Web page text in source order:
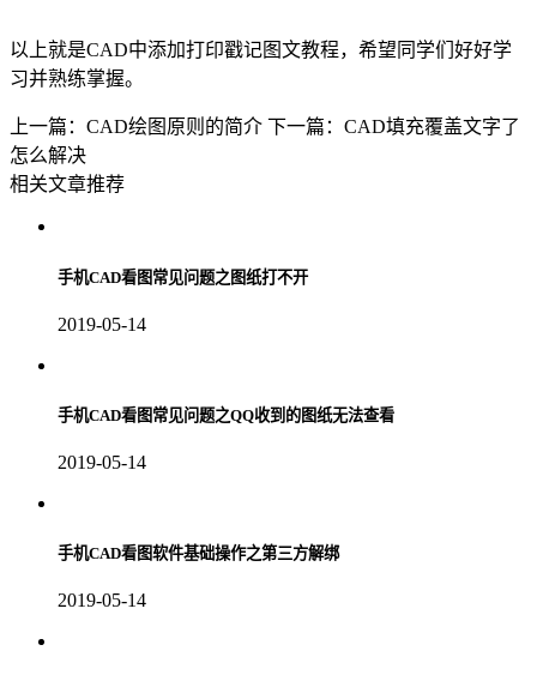
以上就是CAD中添加打印戳记图文教程，希望同学们好好学
习并熟练掌握。
上一篇：CAD绘图原则的简介 下一篇：CAD填充覆盖文字了
怎么解决
相关文章推荐
手机CAD看图常见问题之图纸打不开
2019-05-14
手机CAD看图常见问题之QQ收到的图纸无法查看
2019-05-14
手机CAD看图软件基础操作之第三方解绑
2019-05-14